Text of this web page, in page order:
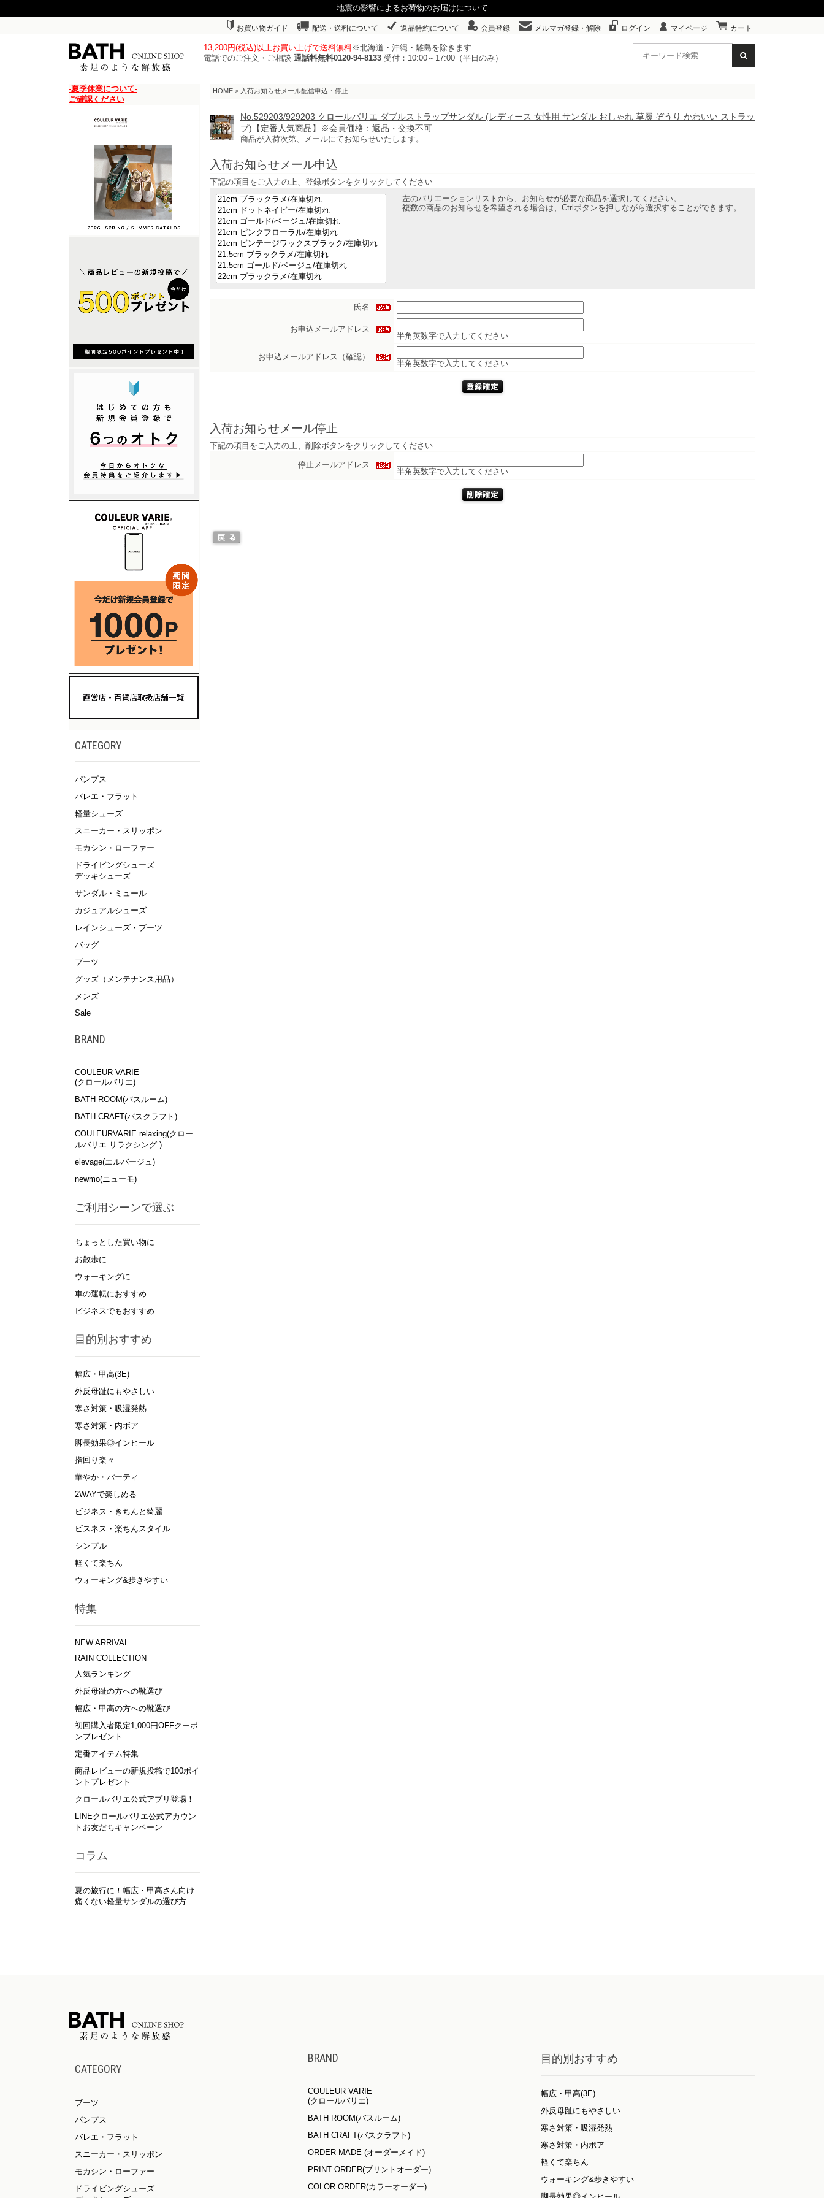
地震の影響によるお荷物のお届けについて
お買い物ガイド 配送・送料について 返品特約について 会員登録 メルマガ登録・解除 ログイン マイページ カート
13,200円(税込)以上お買い上げで送料無料※北海道・沖縄・離島を除きます
電話でのご注文・ご相談 通話料無料0120-94-8133 受付：10:00～17:00（平日のみ）
-夏季休業について-
ご確認ください
CATEGORY
パンプス
バレエ・フラット
軽量シューズ
スニーカー・スリッポン
モカシン・ローファー
ドライビングシューズ
デッキシューズ
サンダル・ミュール
カジュアルシューズ
レインシューズ・ブーツ
バッグ
ブーツ
グッズ（メンテナンス用品）
メンズ
Sale
BRAND
COULEUR VARIE
(クロールバリエ)
BATH ROOM(バスルーム)
BATH CRAFT(バスクラフト)
COULEURVARIE relaxing(クロー
ルバリエ リラクシング )
elevage(エルバージュ)
newmo(ニューモ)
ご利用シーンで選ぶ
ちょっとした買い物に
お散歩に
ウォーキングに
車の運転におすすめ
ビジネスでもおすすめ
目的別おすすめ
幅広・甲高(3E)
外反母趾にもやさしい
寒さ対策・吸湿発熱
寒さ対策・内ボア
脚長効果◎インヒール
指回り楽々
華やか・パーティ
2WAYで楽しめる
ビジネス・きちんと綺麗
ビスネス・楽ちんスタイル
シンプル
軽くて楽ちん
ウォーキング&歩きやすい
特集
NEW ARRIVAL
RAIN COLLECTION
人気ランキング
外反母趾の方への靴選び
幅広・甲高の方への靴選び
初回購入者限定1,000円OFFクーポ
ンプレゼント
定番アイテム特集
商品レビューの新規投稿で100ポイ
ントプレゼント
クロールバリエ公式アプリ登場！
LINEクロールバリエ公式アカウン
トお友だちキャンペーン
コラム
夏の旅行に！幅広・甲高さん向け
痛くない軽量サンダルの選び方
HOME > 入荷お知らせメール配信申込・停止
No.529203/929203 クロールバリエ ダブルストラップサンダル (レディース 女性用 サンダル おしゃれ 草履 ぞうり かわいい ストラッ
プ)【定番人気商品】※会員価格：返品・交換不可
商品が入荷次第、メールにてお知らせいたします。
入荷お知らせメール申込
下記の項目をご入力の上、登録ボタンをクリックしてください
左のバリエーションリストから、お知らせが必要な商品を選択してください。
複数の商品のお知らせを希望される場合は、Ctrlボタンを押しながら選択することができます。
氏名
お申込メールアドレス
半角英数字で入力してください
お申込メールアドレス（確認）
半角英数字で入力してください
入荷お知らせメール停止
下記の項目をご入力の上、削除ボタンをクリックしてください
停止メールアドレス
半角英数字で入力してください
CATEGORY
ブーツ
パンプス
バレエ・フラット
スニーカー・スリッポン
モカシン・ローファー
ドライビングシューズ
BRAND
COULEUR VARIE
(クロールバリエ)
BATH ROOM(バスルーム)
BATH CRAFT(バスクラフト)
ORDER MADE (オーダーメイド)
PRINT ORDER(プリントオーダー)
COLOR ORDER(カラーオーダー)
目的別おすすめ
幅広・甲高(3E)
外反母趾にもやさしい
寒さ対策・吸湿発熱
寒さ対策・内ボア
軽くて楽ちん
ウォーキング&歩きやすい